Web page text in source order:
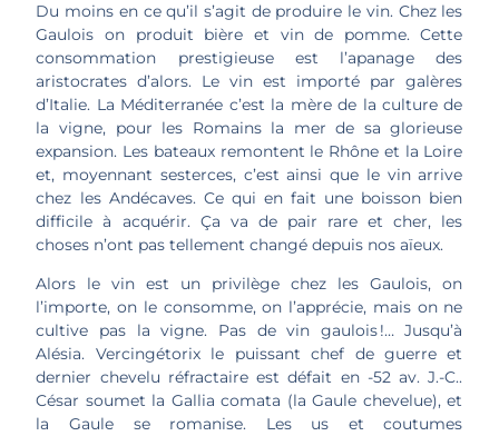
Du moins en ce qu’il s’agit de produire le vin. Chez les
Gaulois on produit bière et vin de pomme. Cette
consommation prestigieuse est l’apanage des
aristocrates d’alors. Le vin est importé par galères
d’Italie. La Méditerranée c’est la mère de la culture de
la vigne, pour les Romains la mer de sa glorieuse
expansion. Les bateaux remontent le Rhône et la Loire
et, moyennant sesterces, c’est ainsi que le vin arrive
chez les Andécaves. Ce qui en fait une boisson bien
difficile à acquérir. Ça va de pair rare et cher, les
choses n’ont pas tellement changé depuis nos aïeux.
Alors le vin est un privilège chez les Gaulois, on
l’importe, on le consomme, on l’apprécie, mais on ne
cultive pas la vigne. Pas de vin gaulois !… Jusqu’à
Alésia. Vercingétorix le puissant chef de guerre et
dernier chevelu réfractaire est défait en -52 av. J.-C..
César soumet la Gallia comata (la Gaule chevelue), et
la Gaule se romanise. Les us et coutumes